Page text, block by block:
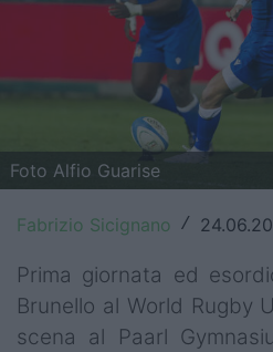
Premiership
Champions Cup
Challenge Cup
World Rugby
Rugby World Cup
Super Rugby
Foto Alfio Guarise
Fabrizio Sicignano /
Prima giornata ed
Brunello al World Rugby
scena al Paarl